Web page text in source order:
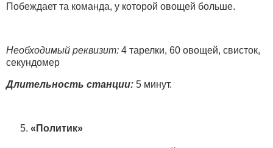
Побеждает та команда, у которой овощей больше.
Необходимый реквизит: 4 тарелки, 60 овощей, свисток,
секундомер
Длительность станции: 5 минут.
«Политик»